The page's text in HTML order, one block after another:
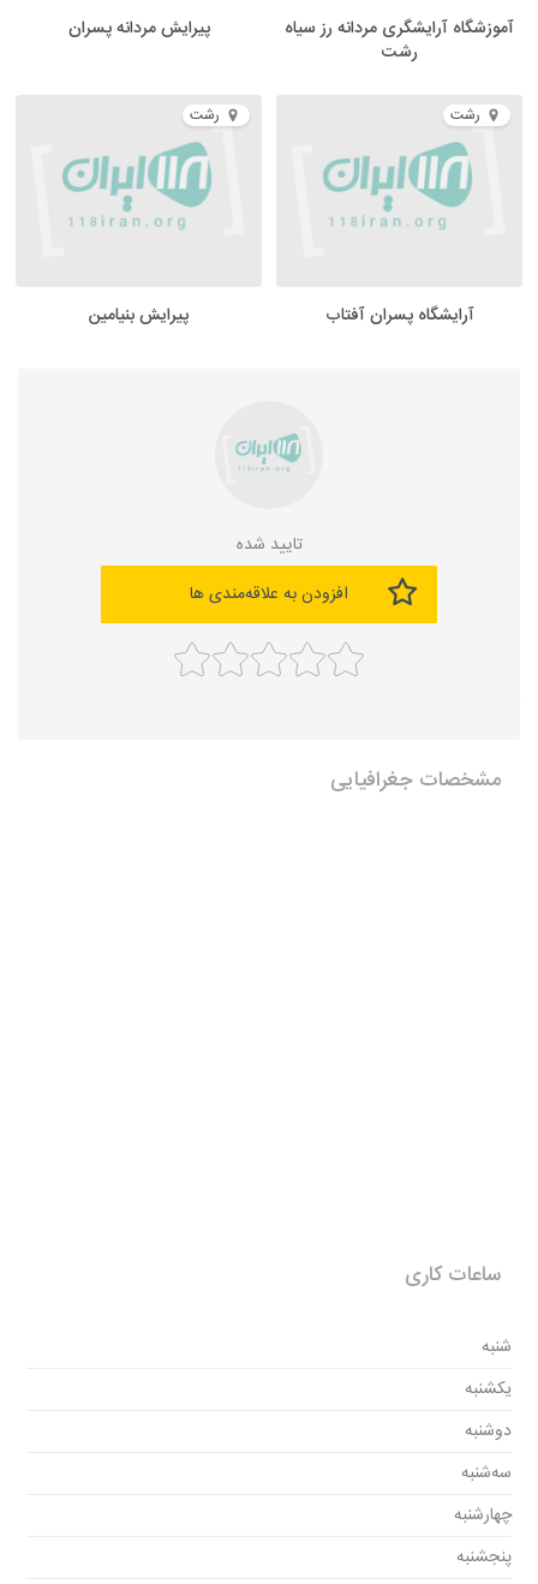
آموزشگاه آرایشگری مردانه رز سیاه
رشت
پیرایش مردانه پسران
رشت
آرایشگاه پسران آفتاب
رشت
پیرایش بنیامین
تایید شده
افزودن به علاقه‌مندی ها
مشخصات جغرافیایی
ساعات کاری
شنبه
یکشنبه
دوشنبه
سه‌شنبه
چهارشنبه
پنجشنبه